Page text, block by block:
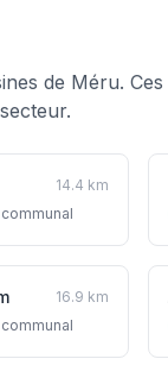
de Méru.
14.4 km
16.9 km